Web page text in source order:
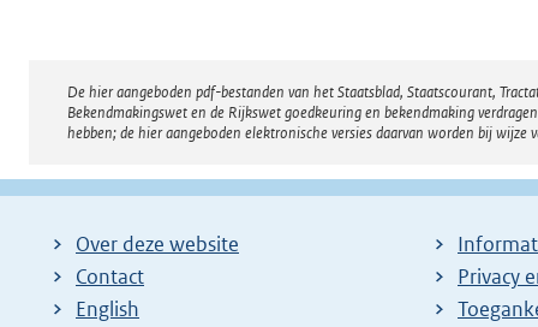
Disclaimer
De hier aangeboden pdf-bestanden van het Staatsblad, Staatscourant,
Bekendmakingswet en de Rijkswet goedkeuring en bekendmaking
hebben; de hier aangeboden elektronische versies daarvan worden bij wijze
Over deze website
Contact
English
Privacy